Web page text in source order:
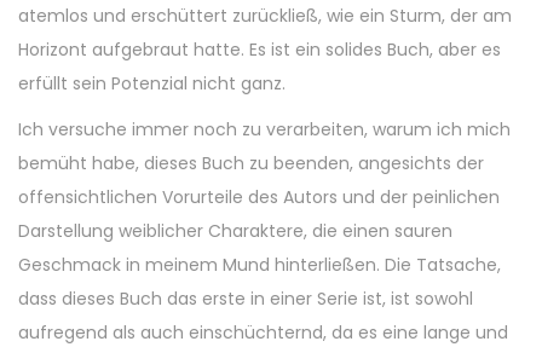
atemlos und erschüttert zurückließ, wie ein Sturm, der am
Horizont aufgebraut hatte. Es ist ein solides Buch, aber es
erfüllt sein Potenzial nicht ganz.
Ich versuche immer noch zu verarbeiten, warum ich mich
bemüht habe, dieses Buch zu beenden, angesichts der
offensichtlichen Vorurteile des Autors und der peinlichen
Darstellung weiblicher Charaktere, die einen sauren
Geschmack in meinem Mund hinterließen. Die Tatsache,
dass dieses Buch das erste in einer Serie ist, ist sowohl
aufregend als auch einschüchternd, da es eine lange und